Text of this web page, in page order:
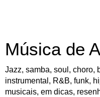
Música de
Jazz, samba, soul, choro,
instrumental, R&B, funk,
musicais, em dicas,